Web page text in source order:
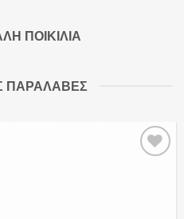
ΠΟΙΚΙΛΙΑ
ΠΑΡΑΛΑΒΕΣ